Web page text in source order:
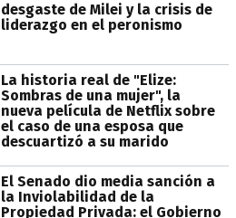
desgaste de Milei y la crisis de
liderazgo en el peronismo
La historia real de "Elize:
Sombras de una mujer", la
nueva película de Netflix sobre
el caso de una esposa que
descuartizó a su marido
El Senado dio media sanción a
la Inviolabilidad de la
Propiedad Privada: el Gobierno